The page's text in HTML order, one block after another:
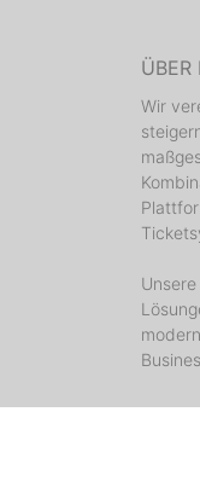
ÜBER
Wir
Mehr